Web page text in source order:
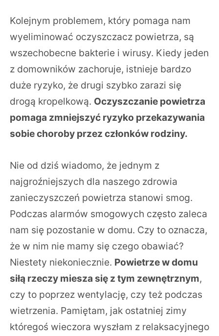
Kolejnym problemem, który pomaga nam
wyeliminować oczyszczacz powietrza, są
wszechobecne bakterie i wirusy. Kiedy jeden
z domowników zachoruje, istnieje bardzo
duże ryzyko, że drugi szybko zarazi się
drogą kropelkową. Oczyszczanie powietrza
pomaga zmniejszyć ryzyko przekazywania
sobie choroby przez członków rodziny.
Nie od dziś wiadomo, że jednym z
najgroźniejszych dla naszego zdrowia
zanieczyszczeń powietrza stanowi smog.
Podczas alarmów smogowych często zaleca
nam się pozostanie w domu. Czy to oznacza,
że w nim nie mamy się czego obawiać?
Niestety niekoniecznie. Powietrze w domu
siłą rzeczy miesza się z tym zewnętrznym,
czy to poprzez wentylację, czy też podczas
wietrzenia. Pamiętam, jak ostatniej zimy
któregoś wieczora wyszłam z relaksacyjnego